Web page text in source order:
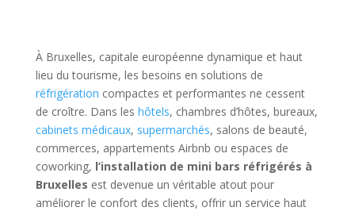
À Bruxelles, capitale européenne dynamique et haut
lieu du tourisme, les besoins en solutions de
réfrigération compactes et performantes ne cessent
de croître. Dans les hôtels, chambres d’hôtes, bureaux,
cabinets médicaux, supermarchés, salons de beauté,
commerces, appartements Airbnb ou espaces de
coworking, l’installation de mini bars réfrigérés à
Bruxelles est devenue un véritable atout pour
améliorer le confort des clients, offrir un service haut